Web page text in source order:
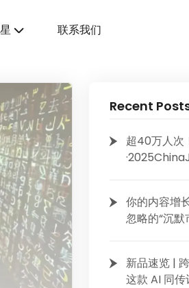
联系我们
Recent
超40万人次
你的内容增
忽略的“沉默
新品速览 |
这款 AI 同传